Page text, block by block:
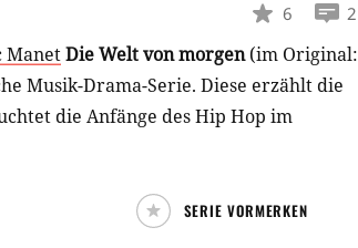
6 2
ManetDie Welt von morgen(im Original:
Musik-Drama-Serie. Diese erzählt die
die Anfänge des Hip Hop im
SERIE VORMERKEN